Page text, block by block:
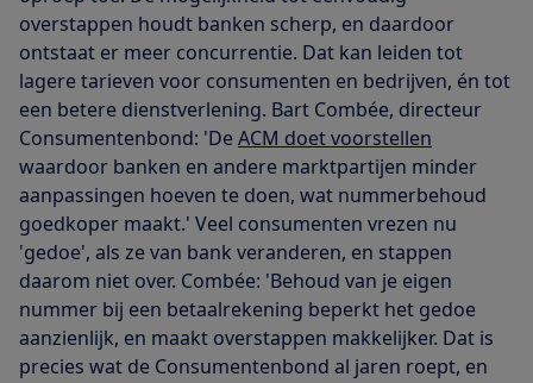
overstappen houdt banken scherp, en daardoor
ontstaat er meer concurrentie. Dat kan leiden tot
lagere tarieven voor consumenten en bedrijven, én tot
een betere dienstverlening. Bart Combée, directeur
Consumentenbond: 'DeACM doet voorstellen
waardoor banken en andere marktpartijen minder
aanpassingen hoeven te doen, wat nummerbehoud
goedkoper maakt.' Veel consumenten vrezen nu
'gedoe', als ze van bank veranderen, en stappen
daarom niet over. Combée: 'Behoud van je eigen
nummer bij een betaalrekening beperkt het gedoe
aanzienlijk, en maakt overstappen makkelijker. Dat is
precies wat de Consumentenbond al jaren roept, en